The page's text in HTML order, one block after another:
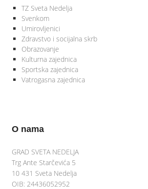
TZ Sveta Nedelja
Svenkom
Umirovljenici
Zdravstvo i socijalna skrb
Obrazovanje
Kulturna zajednica
Sportska zajednica
Vatrogasna zajednica
O nama
GRAD SVETA NEDELJA
Trg Ante Starčevića 5
10 431 Sveta Nedelja
OIB: 24436052952